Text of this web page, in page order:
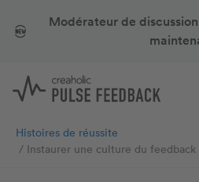
Modérateur de
Histoires de réussite
Instaurer une culture du